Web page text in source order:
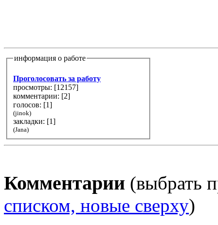
информация о работе
Проголосовать за работу
просмотры: [12157]
комментарии: [2]
голосов: [1]
(jinok)
закладки: [1]
(Jana)
Комментарии (выбрать
списком, новые сверху)